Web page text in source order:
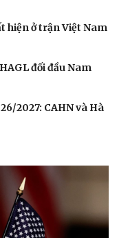
hiện ở trận Việt Nam
đối đầu Nam
2027: CAHN và Hà